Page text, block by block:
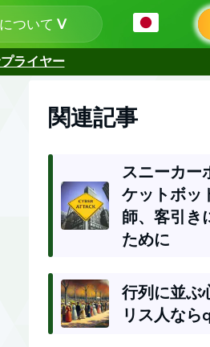
ついて
ライヤー
関連記事
スニーカー
ケットボッ
師、客引き
ために
行列に並ぶ
リス人なら